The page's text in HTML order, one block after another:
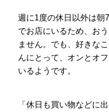
週に1度の休日以外は朝
でお店にいるため、お
ません。でも、好きな
んにとって、オンとオ
いるようです。
「休日も買い物などに